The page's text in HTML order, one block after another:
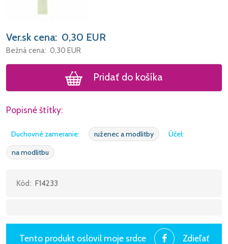
Ver.sk cena: 0,30 EUR
Bežná cena: 0,30 EUR
Pridať do košíka
Popisné štítky:
Duchovné zameranie: ruženec a modlitby
Účel:
na modlitbu
Kód: F14233
Tento produkt oslovil moje srdce Zdieľať